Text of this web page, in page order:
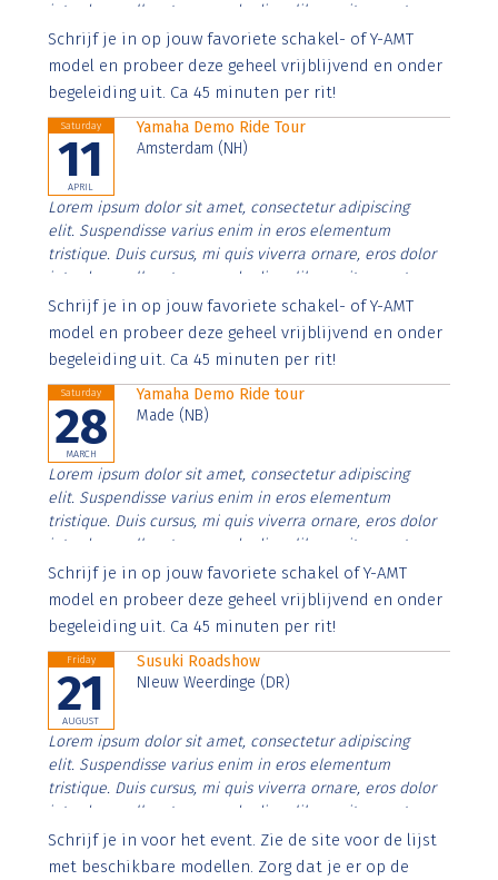
interdum nulla, ut commodo diam libero vitae erat.
Aenean faucibus nibh et justo cursus id rutrum lorem
imperdiet. Nunc ut sem vitae risus tristique posuere.
Schrijf je in op jouw favoriete schakel- of Y-AMT
model en probeer deze geheel vrijblijvend en onder
begeleiding uit. Ca 45 minuten per rit!
Saturday
11
APRIL
Yamaha Demo Ride Tour
Amsterdam (NH)
Lorem ipsum dolor sit amet, consectetur adipiscing
elit. Suspendisse varius enim in eros elementum
tristique. Duis cursus, mi quis viverra ornare, eros dolor
interdum nulla, ut commodo diam libero vitae erat.
Aenean faucibus nibh et justo cursus id rutrum lorem
imperdiet. Nunc ut sem vitae risus tristique posuere.
Schrijf je in op jouw favoriete schakel- of Y-AMT
model en probeer deze geheel vrijblijvend en onder
begeleiding uit. Ca 45 minuten per rit!
Saturday
28
MARCH
Yamaha Demo Ride tour
Made (NB)
Lorem ipsum dolor sit amet, consectetur adipiscing
elit. Suspendisse varius enim in eros elementum
tristique. Duis cursus, mi quis viverra ornare, eros dolor
interdum nulla, ut commodo diam libero vitae erat.
Aenean faucibus nibh et justo cursus id rutrum lorem
imperdiet. Nunc ut sem vitae risus tristique posuere.
Schrijf je in op jouw favoriete schakel of Y-AMT
model en probeer deze geheel vrijblijvend en onder
begeleiding uit. Ca 45 minuten per rit!
Friday
21
AUGUST
Susuki Roadshow
NIeuw Weerdinge (DR)
Lorem ipsum dolor sit amet, consectetur adipiscing
elit. Suspendisse varius enim in eros elementum
tristique. Duis cursus, mi quis viverra ornare, eros dolor
interdum nulla, ut commodo diam libero vitae erat.
Aenean faucibus nibh et justo cursus id rutrum lorem
imperdiet. Nunc ut sem vitae risus tristique posuere.
Schrijf je in voor het event. Zie de site voor de lijst
met beschikbare modellen. Zorg dat je er op de